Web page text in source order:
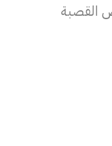
القصبة